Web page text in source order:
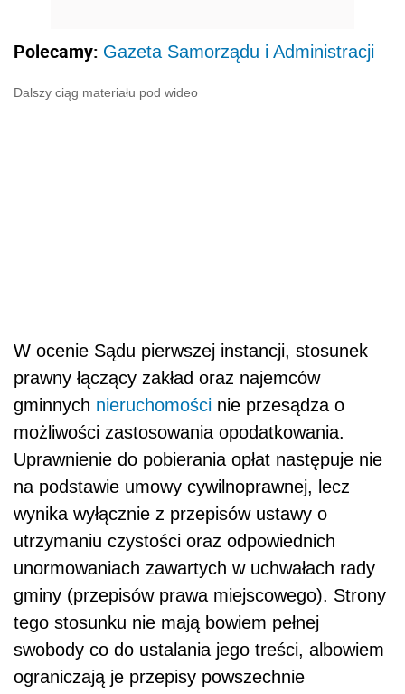
Polecamy: Gazeta Samorządu i Administracji
Dalszy ciąg materiału pod wideo
W ocenie Sądu pierwszej instancji, stosunek
prawny łączący zakład oraz najemców
gminnych nieruchomości nie przesądza o
możliwości zastosowania opodatkowania.
Uprawnienie do pobierania opłat następuje nie
na podstawie umowy cywilnoprawnej, lecz
wynika wyłącznie z przepisów ustawy o
utrzymaniu czystości oraz odpowiednich
unormowaniach zawartych w uchwałach rady
gminy (przepisów prawa miejscowego). Strony
tego stosunku nie mają bowiem pełnej
swobody co do ustalania jego treści, albowiem
ograniczają je przepisy powszechnie